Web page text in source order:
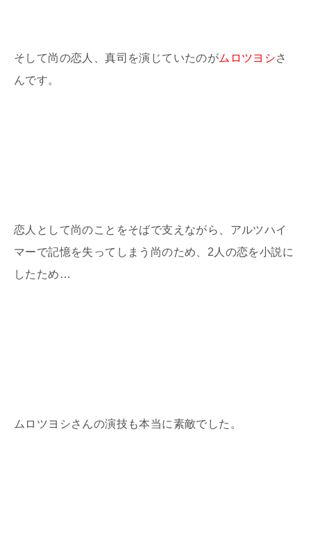
そして尚の恋人、真司を演じていたのがムロツヨシさ
んです。
恋人として尚のことをそばで支えながら、アルツハイ
マーで記憶を失ってしまう尚のため、2人の恋を小説に
したため…
ムロツヨシさんの演技も本当に素敵でした。